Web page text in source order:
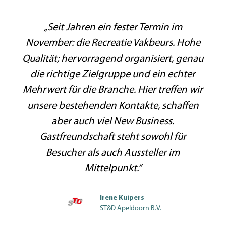
„Seit Jahren ein fester Termin im
November: die Recreatie Vakbeurs. Hohe
Qualität; hervorragend organisiert, genau
die richtige Zielgruppe und ein echter
Mehrwert für die Branche. Hier treffen wir
unsere bestehenden Kontakte, schaffen
aber auch viel New Business.
Gastfreundschaft steht sowohl für
Besucher als auch Aussteller im
Mittelpunkt.“
Irene Kuipers
ST&D Apeldoorn B.V.